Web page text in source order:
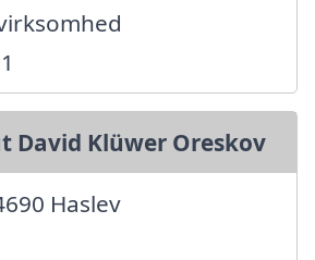
David Klüwer Oreskov
Haslev